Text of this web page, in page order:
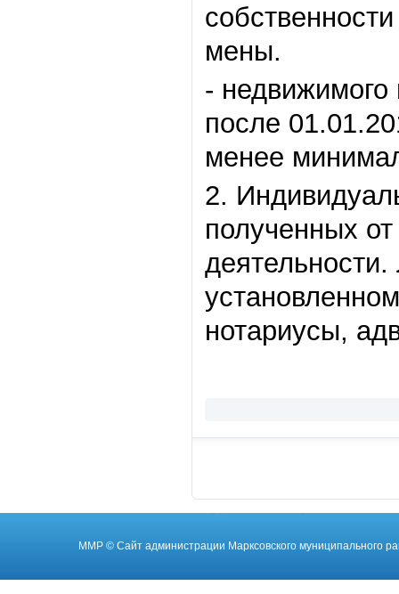
мены.
- недвижимого
после
менее
2.
полученных
нотариусы,
ММР © Cайт администрации Марксовского муниципального